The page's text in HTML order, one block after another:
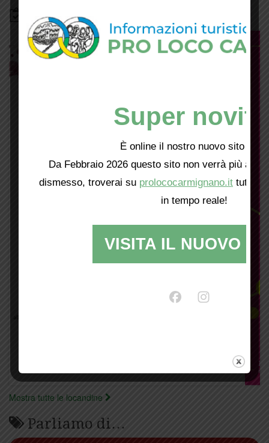
Bacheca
Mostra tutte le locandine
Parliamo di…
Super
È online il nostro nuovo sito web!
Da Febbraio 2026 questo sito non verrà più
dismesso, troverai su prolococarmignano.it tutti i
in tempo reale!
VISITA IL NUOVO